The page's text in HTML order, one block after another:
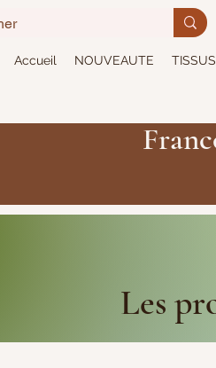
Accueil NOUVEAUTE TISSUS
Les